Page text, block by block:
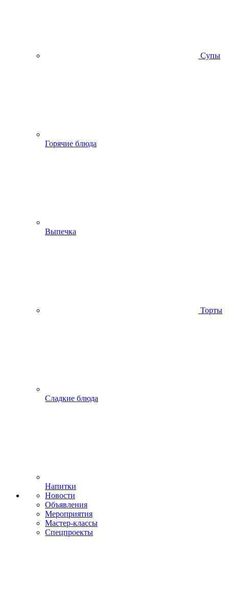
Супы
Горячие блюда
Выпечка
Торты
Сладкие блюда
Напитки
Новости
Объявления
Мероприятия
Мастер-классы
Спецпроекты